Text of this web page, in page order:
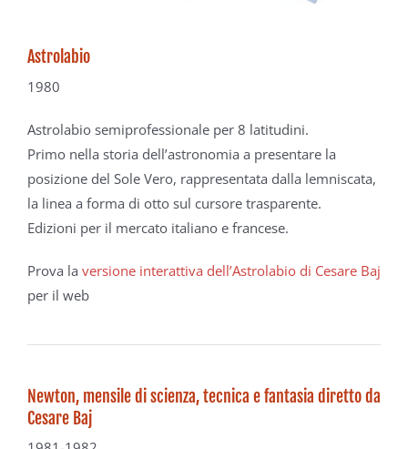
Astrolabio
1980
Astrolabio semiprofessionale per 8 latitudini.
Primo nella storia dell’astronomia a presentare la
posizione del Sole Vero, rappresentata dalla lemniscata,
la linea a forma di otto sul cursore trasparente.
Edizioni per il mercato italiano e francese.
Prova la versione interattiva dell’Astrolabio di Cesare Baj
per il web
Newton, mensile di scienza, tecnica e fantasia diretto da
Cesare Baj